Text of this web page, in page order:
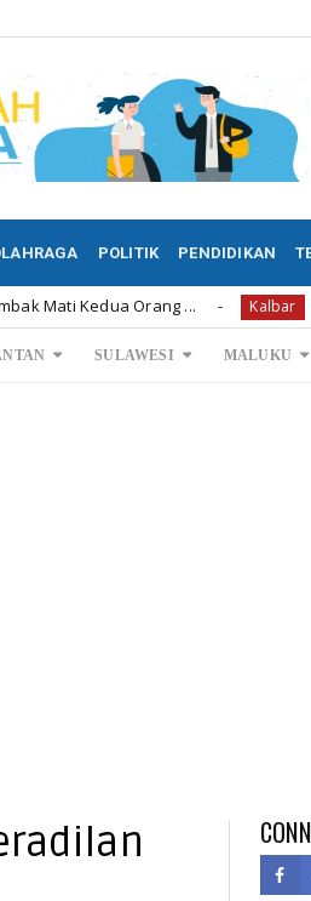
POLITIK PENDIDIKAN
Orang ... Kalbar
SULAWESI MALUKU